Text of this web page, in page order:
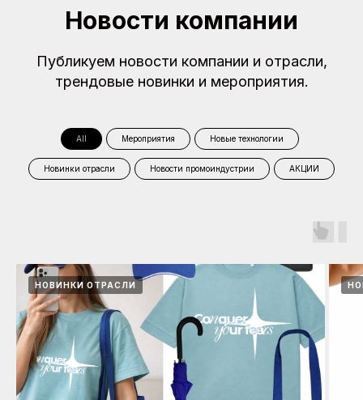
Новости компании
Публикуем новости компании и отрасли,
трендовые новинки и мероприятия.
All Мероприятия Новые технологии
Новинки отрасли Новости промоиндустрии АКЦИИ
НОВИНКИ ОТРАСЛИ